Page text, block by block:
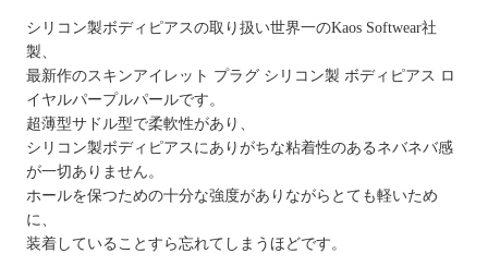
シリコン製ボディピアスの取り扱い世界一のKaos Softwear社
製、
最新作のスキンアイレット プラグ シリコン製 ボディピアス ロ
イヤルパープルパールです。
超薄型サドル型で柔軟性があり、
シリコン製ボディピアスにありがちな粘着性のあるネバネバ感
が一切ありません。
ホールを保つための十分な強度がありながらとても軽いため
に、
装着していることすら忘れてしまうほどです。